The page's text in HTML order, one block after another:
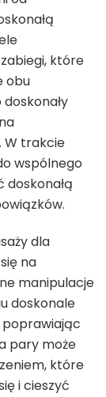
które
obu
W trakcie
wspólnego
doskonałą
dla
na
manipulacje
doskonale
poprawiając
pary może
które
i cieszyć